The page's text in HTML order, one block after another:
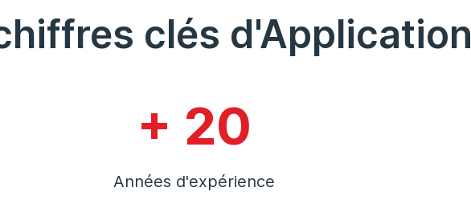
clés d'Application
+ 20
Années d'expérience